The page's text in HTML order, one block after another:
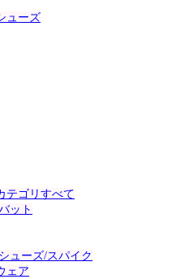
ューズ
テゴリすべて
ット
ューズ/スパイク
ェア